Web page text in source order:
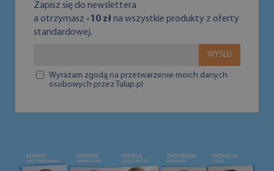
Zapisz się do newslettera
a otrzymasz -10 złna wszystkie produkty z oferty
standardowej.
WYŚLIJ
Wyrażam zgodą na przetwarzenie moich danych
osobowych przez Tulup.pl